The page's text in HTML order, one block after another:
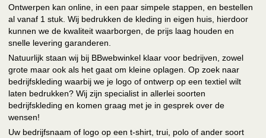
Ontwerpen kan online, in een paar simpele stappen, en bestellen
al vanaf 1 stuk. Wij bedrukken de kleding in eigen huis, hierdoor
kunnen we de kwaliteit waarborgen, de prijs laag houden en
snelle levering garanderen.
Natuurlijk staan wij bij BBwebwinkel klaar voor bedrijven, zowel
grote maar ook als het gaat om kleine oplagen. Op zoek naar
bedrijfskleding waarbij we je logo of ontwerp op een textiel wilt
laten bedrukken? Wij zijn specialist in allerlei soorten
bedrijfskleding en komen graag met je in gesprek over de
wensen!
Uw bedrijfsnaam of logo op een t-shirt, trui, polo of ander soort